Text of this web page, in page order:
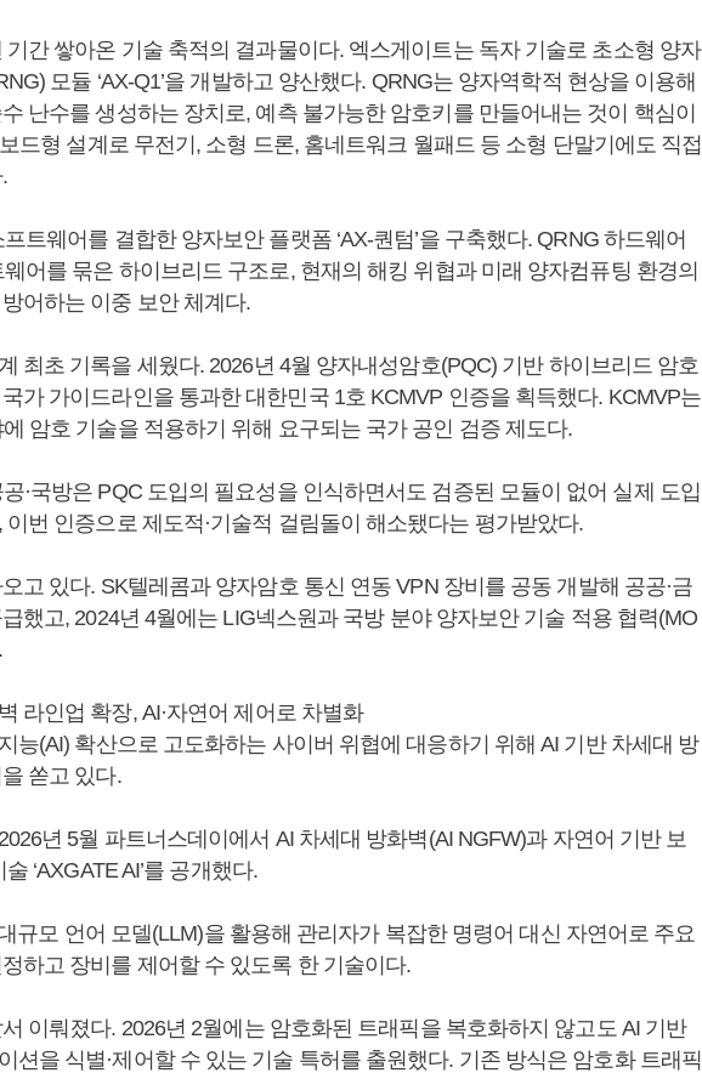
기간 쌓아온 기술 축적의 결과물이다. 엑스게이트는 독자 기술로 초소형 양자
모듈 ‘AX-Q1’을 개발하고 양산했다. QRNG는 양자역학적 현상을 이용해
난수를 생성하는 장치로, 예측 불가능한 암호키를 만들어내는 것이 핵심이
드형 설계로 무전기, 소형 드론, 홈네트워크 월패드 등 소형 단말기에도 직접
트웨어를 결합한 양자보안 플랫폼 ‘AX-퀀텀’을 구축했다. QRNG 하드웨어
어를 묶은 하이브리드 구조로, 현재의 해킹 위협과 미래 양자컴퓨팅 환경의
어하는 이중 보안 체계다.
최초 기록을 세웠다. 2026년 4월 양자내성암호(PQC) 기반 하이브리드 암호
가 가이드라인을 통과한 대한민국 1호 KCMVP 인증을 획득했다. KCMVP는
에 암호 기술을 적용하기 위해 요구되는 국가 공인 검증 제도다.
·국방은 PQC 도입의 필요성을 인식하면서도 검증된 모듈이 없어 실제 도입
이번 인증으로 제도적·기술적 걸림돌이 해소됐다는 평가받았다.
고 있다. SK텔레콤과 양자암호 통신 연동 VPN 장비를 공동 개발해 공공·금
했고, 2024년 4월에는 LIG넥스원과 국방 분야 양자보안 기술 적용 협력(MO
라인업 확장, AI·자연어 제어로 차별화
능(AI) 확산으로 고도화하는 사이버 위협에 대응하기 위해 AI 기반 차세대 방
쏟고 있다.
년 5월 파트너스데이에서 AI 차세대 방화벽(AI NGFW)과 자연어 기반 보
‘AXGATE AI’를 공개했다.
규모 언어 모델(LLM)을 활용해 관리자가 복잡한 명령어 대신 자연어로 주요
하고 장비를 제어할 수 있도록 한 기술이다.
이뤄졌다. 2026년 2월에는 암호화된 트래픽을 복호화하지 않고도 AI 기반
션을 식별·제어할 수 있는 기술 특허를 출원했다. 기존 방식은 암호화 트래픽